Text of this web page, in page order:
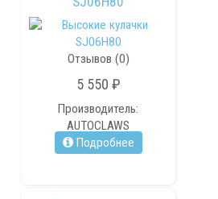
Отзывов (0)
5 550 ₽
Производитель:
AUTOCLAWS
Подробнее